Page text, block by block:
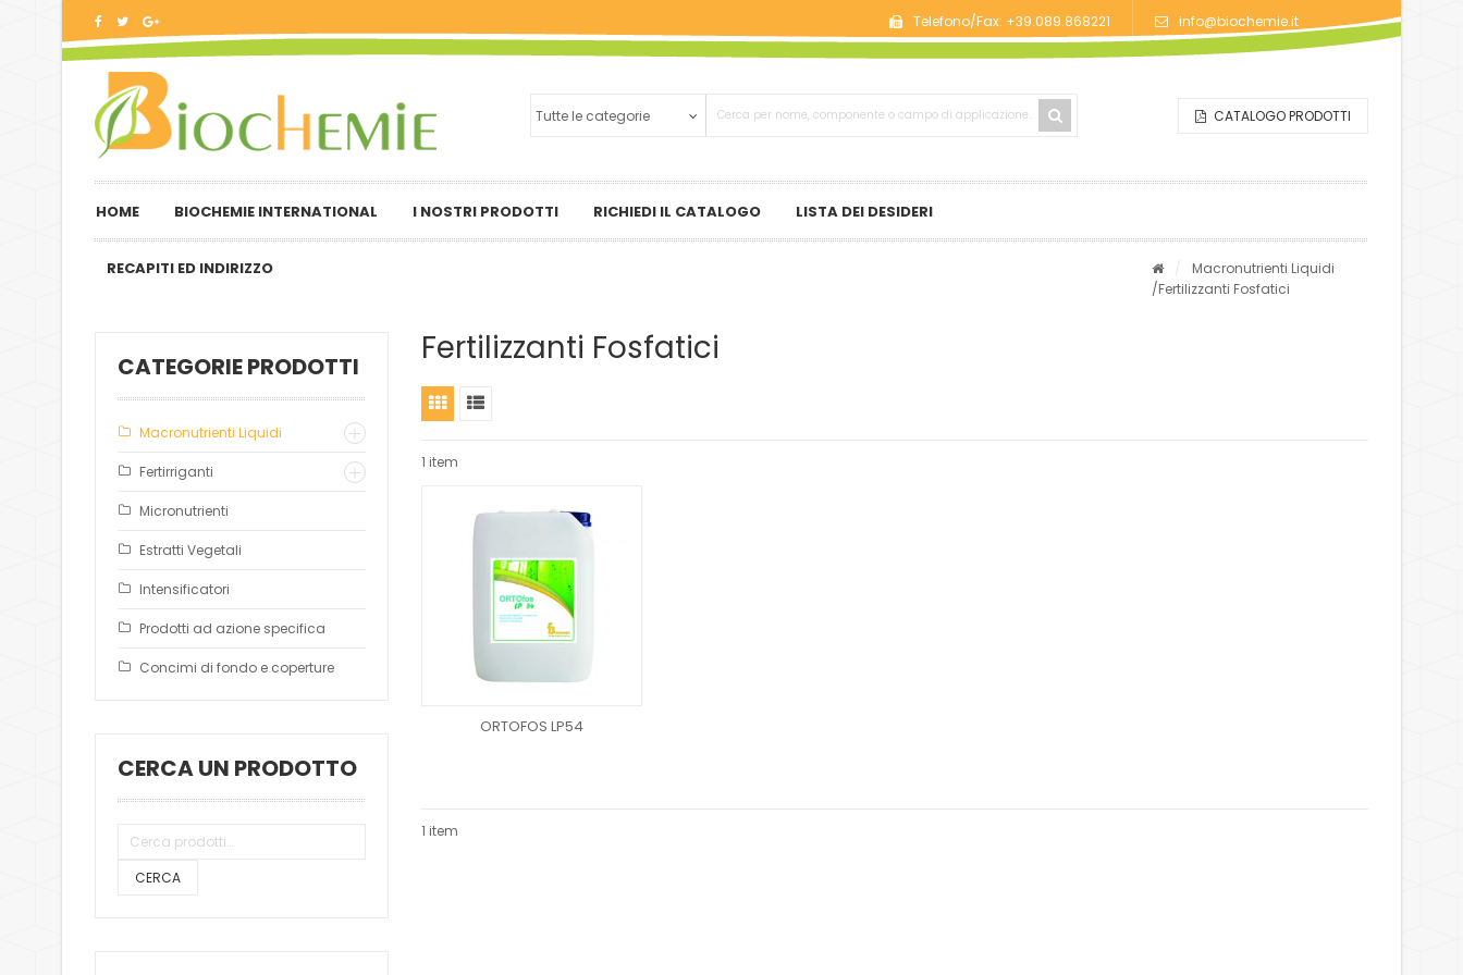
Telefono/Fax: +39.089.868221 info@biochemie.it
CATALOGO PRODOTTI
HOME BIOCHEMIE INTERNATIONAL I NOSTRI PRODOTTI RICHIEDI IL CATALOGO LISTA DEI DESIDERI
RECAPITI ED INDIRIZZO
Macronutrienti Liquidi
/Fertilizzanti Fosfatici
CATEGORIE PRODOTTI
Macronutrienti Liquidi
Fertirriganti
Micronutrienti
Estratti Vegetali
Intensificatori
Prodotti ad azione specifica
Concimi di fondo e coperture
CERCA UN PRODOTTO
Fertilizzanti Fosfatici
1 item
ORTOFOS LP54
1 item